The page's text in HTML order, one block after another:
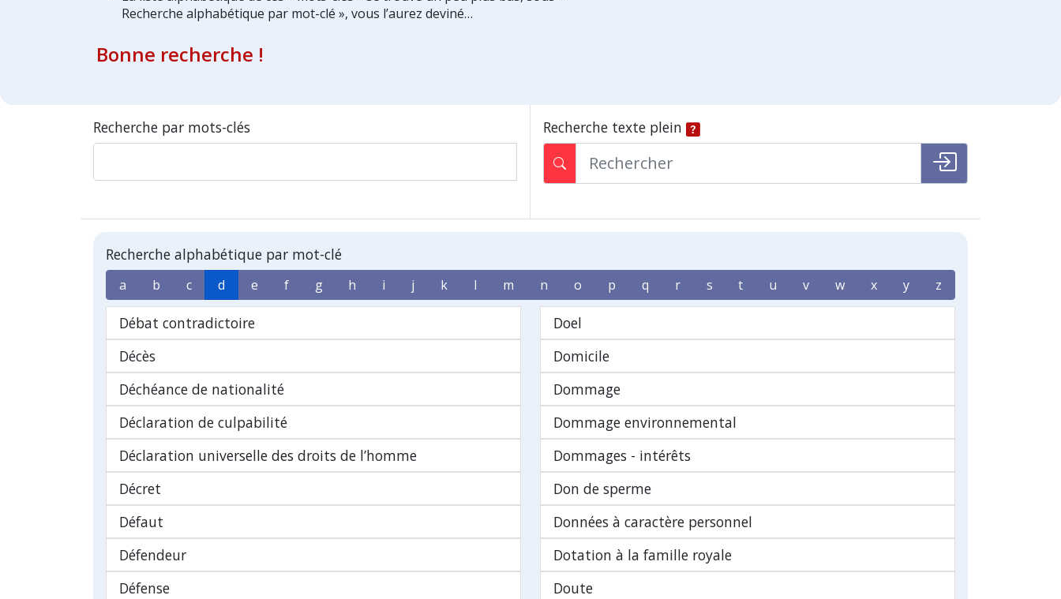
Recherche alphabétique par mot-clé », vous l’aurez deviné…
Bonne recherche !
Recherche par mots-clés Recherche texte plein
Recherche alphabétique par mot-clé
a b c d e f g h i j k l m n o p q r s t u v w x y z
Débat contradictoire
Décès
Déchéance de nationalité
Déclaration de culpabilité
Déclaration universelle des droits de l’homme
Décret
Défaut
Défendeur
Défense
Doel
Domicile
Dommage
Dommage environnemental
Dommages - intérêts
Don de sperme
Données à caractère personnel
Dotation à la famille royale
Doute